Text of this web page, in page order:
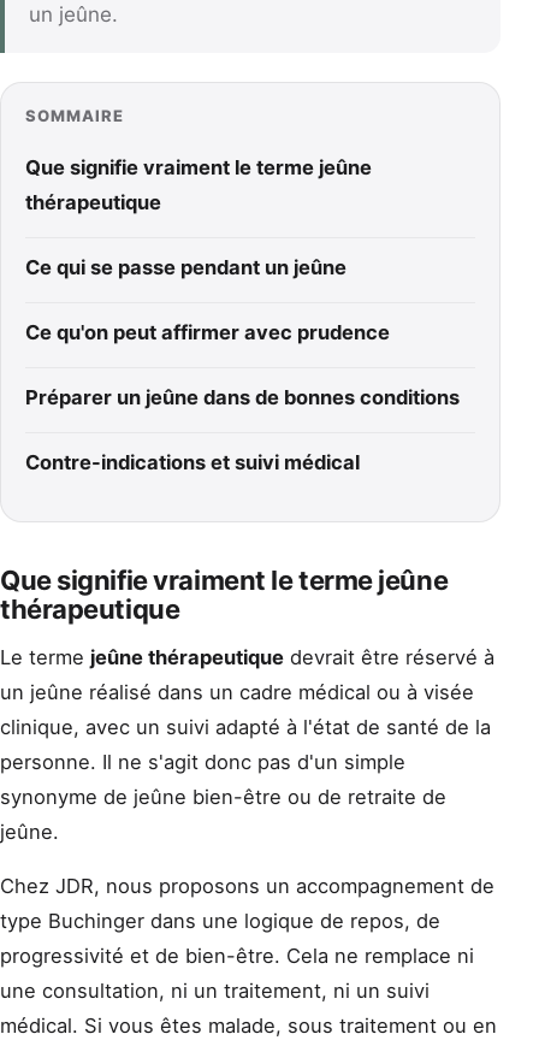
un jeûne.
SOMMAIRE
Que signifie vraiment le terme jeûne
thérapeutique
Ce qui se passe pendant un jeûne
Ce qu'on peut affirmer avec prudence
Préparer un jeûne dans de bonnes conditions
Contre-indications et suivi médical
Que signifie vraiment le terme jeûne
thérapeutique
Le terme jeûne thérapeutique devrait être réservé à
un jeûne réalisé dans un cadre médical ou à visée
clinique, avec un suivi adapté à l'état de santé de la
personne. Il ne s'agit donc pas d'un simple
synonyme de jeûne bien-être ou de retraite de
jeûne.
Chez JDR, nous proposons un accompagnement de
type Buchinger dans une logique de repos, de
progressivité et de bien-être. Cela ne remplace ni
une consultation, ni un traitement, ni un suivi
médical. Si vous êtes malade, sous traitement ou en